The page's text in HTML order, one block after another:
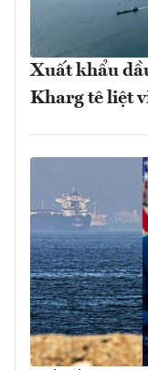
Xuất khẩu
Kharg tê liệt